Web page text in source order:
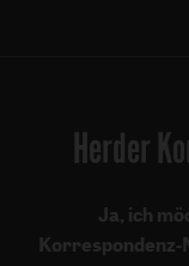
Herder
Ja, ich